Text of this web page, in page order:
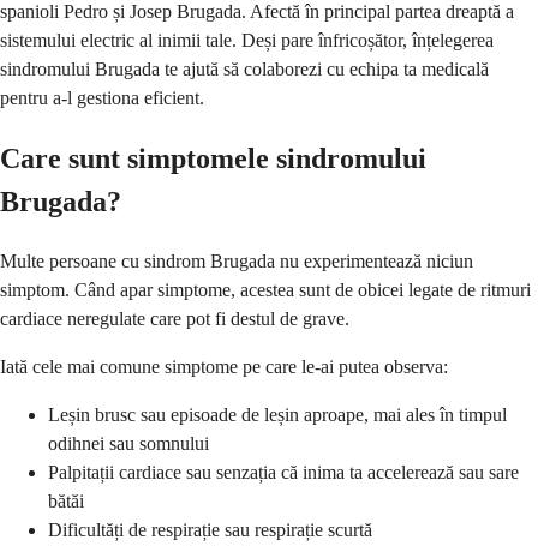
spanioli Pedro și Josep Brugada. Afectă în principal partea dreaptă a
sistemului electric al inimii tale. Deși pare înfricoșător, înțelegerea
sindromului Brugada te ajută să colaborezi cu echipa ta medicală
pentru a-l gestiona eficient.
Care sunt simptomele sindromului
Brugada?
Multe persoane cu sindrom Brugada nu experimentează niciun
simptom. Când apar simptome, acestea sunt de obicei legate de ritmuri
cardiace neregulate care pot fi destul de grave.
Iată cele mai comune simptome pe care le-ai putea observa:
Leșin brusc sau episoade de leșin aproape, mai ales în timpul
odihnei sau somnului
Palpitații cardiace sau senzația că inima ta accelerează sau sare
bătăi
Dificultăți de respirație sau respirație scurtă